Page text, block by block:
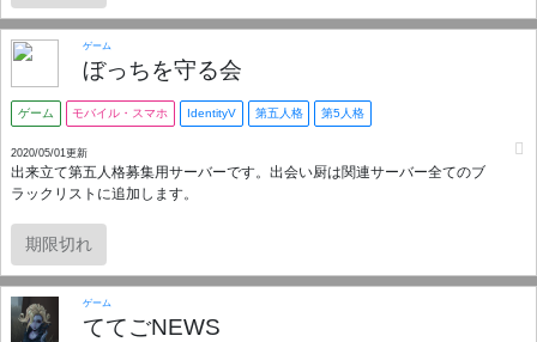
ゲーム
ぼっちを守る会
ゲーム モバイル・スマホ IdentityV 第五人格 第5人格
2020/05/01更新
出来立て第五人格募集用サーバーです。出会い厨は関連サーバー全てのブ
ラックリストに追加します。
期限切れ
ゲーム
ててごNEWS